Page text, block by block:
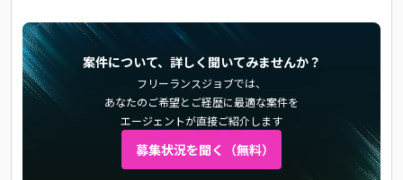
案件について、詳しく聞いてみませんか？
フリーランスジョブでは、
あなたのご希望とご経歴に最適な案件を
エージェントが直接ご紹介します
募集状況を聞く（無料）